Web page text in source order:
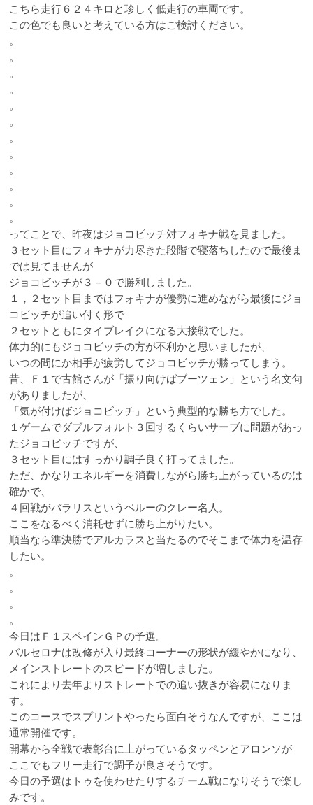
こちら走行６２４キロと珍しく低走行の車両です。
この色でも良いと考えている方はご検討ください。
。
。
。
。
。
。
。
。
。
。
。
。
ってことで、昨夜はジョコビッチ対フォキナ戦を見ました。
３セット目にフォキナが力尽きた段階で寝落ちしたので最後ま
では見てませんが
ジョコビッチが３－０で勝利しました。
１，２セット目まではフォキナが優勢に進めながら最後にジョ
コビッチが追い付く形で
２セットともにタイブレイクになる大接戦でした。
体力的にもジョコビッチの方が不利かと思いましたが、
いつの間にか相手が疲労してジョコビッチが勝ってしまう。
昔、Ｆ１で古館さんが「振り向けばブーツェン」という名文句
がありましたが、
「気が付けばジョコビッチ」という典型的な勝ち方でした。
１ゲームでダブルフォルト３回するくらいサーブに問題があっ
たジョコビッチですが、
３セット目にはすっかり調子良く打ってました。
ただ、かなりエネルギーを消費しながら勝ち上がっているのは
確かで、
４回戦がバラリスというペルーのクレー名人。
ここをなるべく消耗せずに勝ち上がりたい。
順当なら準決勝でアルカラスと当たるのでそこまで体力を温存
したい。
。
。
。
。
今日はＦ１スペインＧＰの予選。
バルセロナは改修が入り最終コーナーの形状が緩やかになり、
メインストレートのスピードが増しました。
これにより去年よりストレートでの追い抜きが容易になりま
す。
このコースでスプリントやったら面白そうなんですが、ここは
通常開催です。
開幕から全戦で表彰台に上がっているタッペンとアロンソが
ここでもフリー走行で調子が良さそうです。
今日の予選はトゥを使わせたりするチーム戦になりそうで楽し
みです。